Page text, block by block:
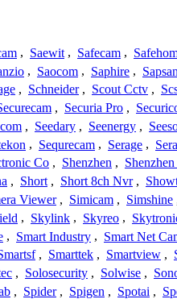
, Saewit , Safecam ,
, Saocom , Saphire , Sapsan
, Schneider , Scout Cctv ,
, Securia Pro ,
, Seedary , Seenergy ,
, Sequrecam , Serage ,
Co , Shenzhen ,
, Short , Short 8ch Nvr ,
Viewer , Simicam , Simshine
, Skylink , Skyreo ,
, Smart Industry , Smart Net
, Smarttek , Smartview ,
, Solosecurity , Solwise ,
, Spider , Spigen , Spotai ,